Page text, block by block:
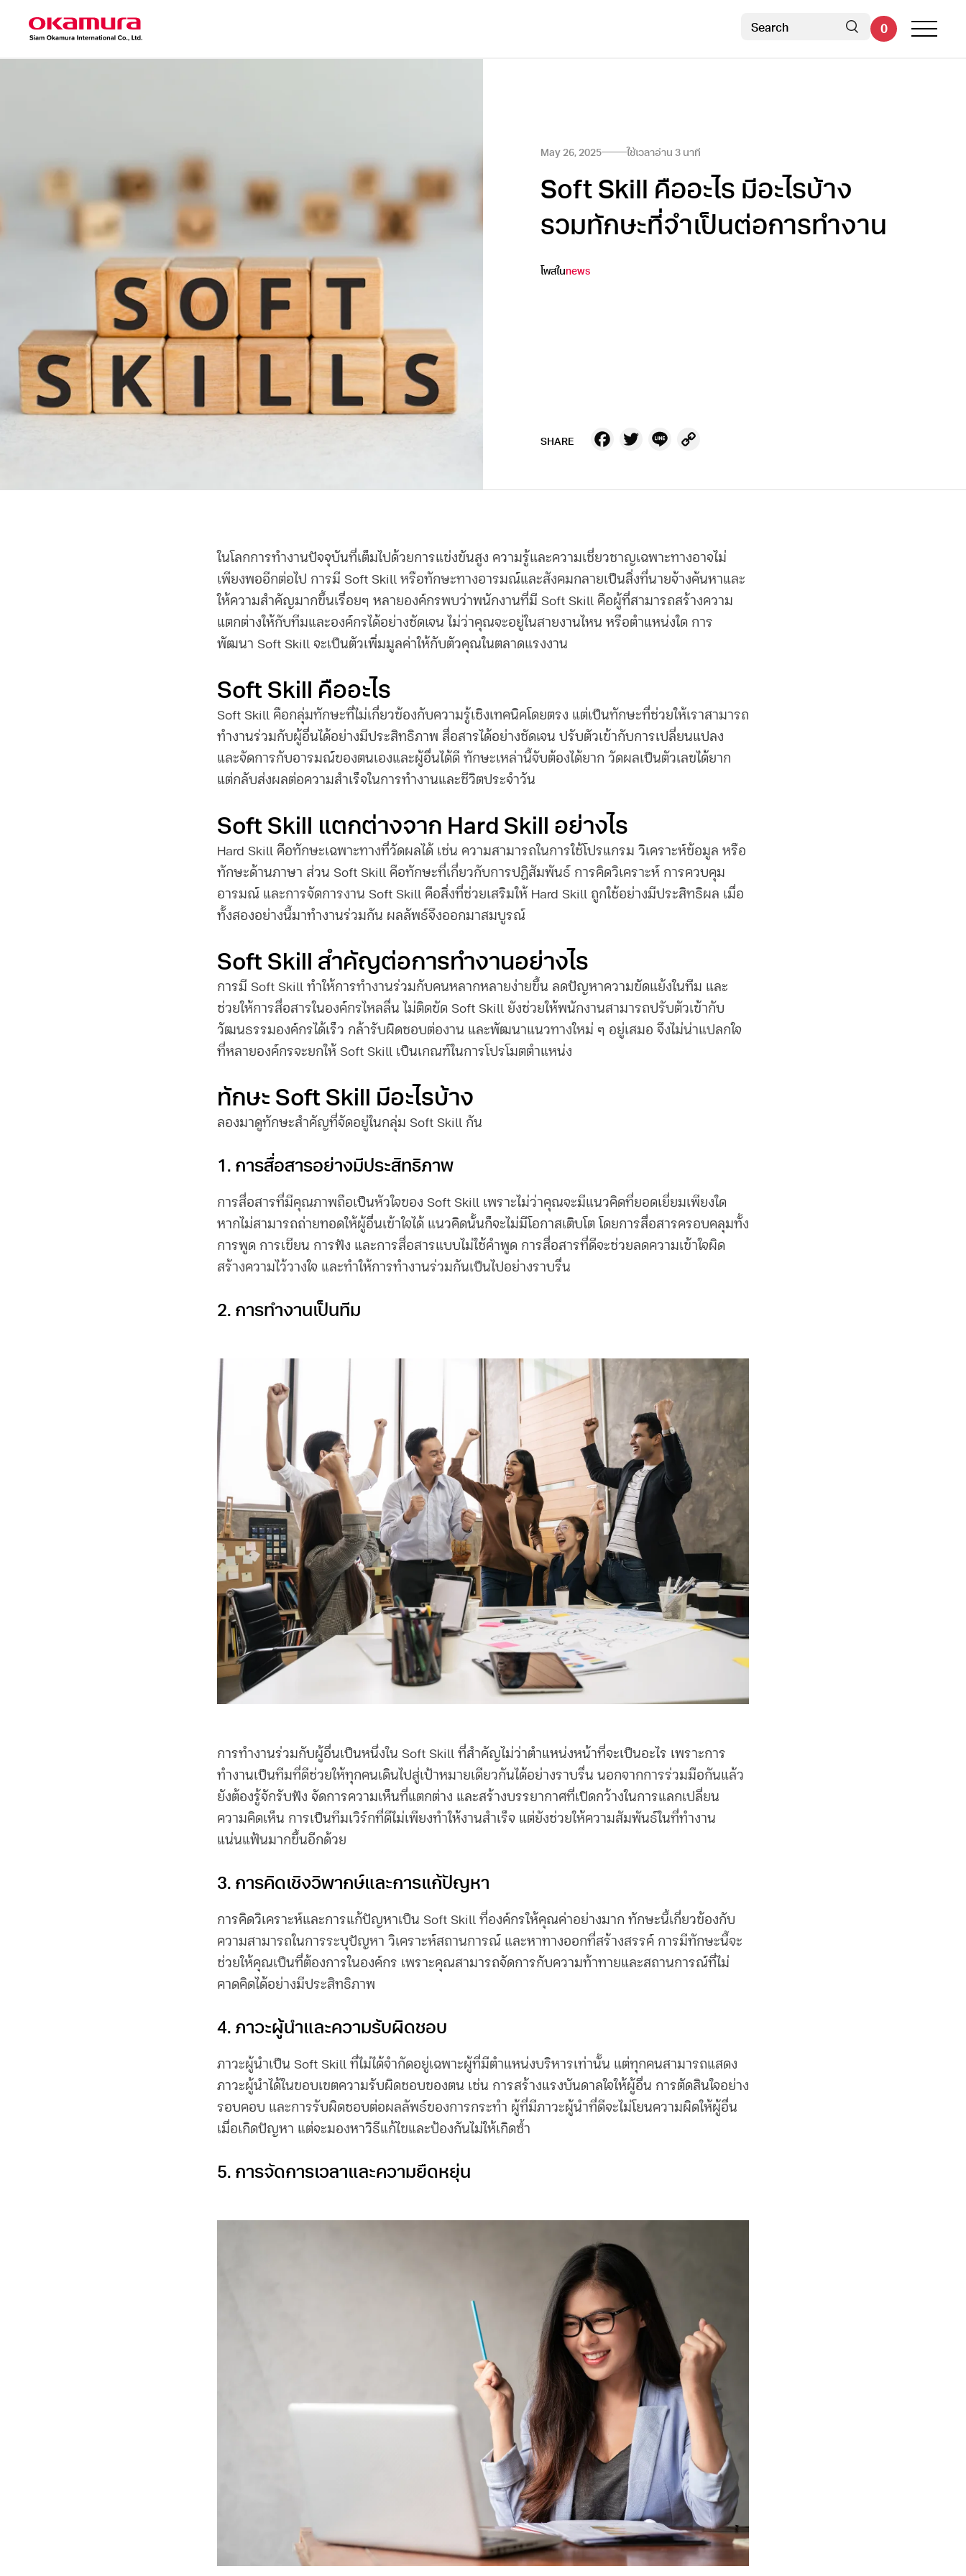
0
May 26, 2025 ใช้เวลาอ่าน 3 นาที
Soft Skill คืออะไร มีอะไรบ้าง
รวมทักษะที่จำเป็นต่อการทำงาน
โพสในnews
SHARE Facebook
Twitter
Line
ในโลกการทำงานปัจจุบันที่เต็มไปด้วยการแข่งขันสูง ความรู้และความเชี่ยวชาญเฉพาะทางอาจไม่
เพียงพออีกต่อไป การมี Soft Skill หรือทักษะทางอารมณ์และสังคมกลายเป็นสิ่งที่นายจ้างค้นหาและ
ให้ความสำคัญมากขึ้นเรื่อยๆ หลายองค์กรพบว่าพนักงานที่มี Soft Skill คือผู้ที่สามารถสร้างความ
แตกต่างให้กับทีมและองค์กรได้อย่างชัดเจน ไม่ว่าคุณจะอยู่ในสายงานไหน หรือตำแหน่งใด การ
พัฒนา Soft Skill จะเป็นตัวเพิ่มมูลค่าให้กับตัวคุณในตลาดแรงงาน
Soft Skill คืออะไร
Soft Skill คือกลุ่มทักษะที่ไม่เกี่ยวข้องกับความรู้เชิงเทคนิคโดยตรง แต่เป็นทักษะที่ช่วยให้เราสามารถ
ทำงานร่วมกับผู้อื่นได้อย่างมีประสิทธิภาพ สื่อสารได้อย่างชัดเจน ปรับตัวเข้ากับการเปลี่ยนแปลง
และจัดการกับอารมณ์ของตนเองและผู้อื่นได้ดี ทักษะเหล่านี้จับต้องได้ยาก วัดผลเป็นตัวเลขได้ยาก
แต่กลับส่งผลต่อความสำเร็จในการทำงานและชีวิตประจำวัน
Soft Skill แตกต่างจาก Hard Skill อย่างไร
Hard Skill คือทักษะเฉพาะทางที่วัดผลได้ เช่น ความสามารถในการใช้โปรแกรม วิเคราะห์ข้อมูล หรือ
ทักษะด้านภาษา ส่วน Soft Skill คือทักษะที่เกี่ยวกับการปฏิสัมพันธ์ การคิดวิเคราะห์ การควบคุม
อารมณ์ และการจัดการงาน Soft Skill คือสิ่งที่ช่วยเสริมให้ Hard Skill ถูกใช้อย่างมีประสิทธิผล เมื่อ
ทั้งสองอย่างนี้มาทำงานร่วมกัน ผลลัพธ์จึงออกมาสมบูรณ์
Soft Skill สำคัญต่อการทำงานอย่างไร
การมี Soft Skill ทำให้การทำงานร่วมกับคนหลากหลายง่ายขึ้น ลดปัญหาความขัดแย้งในทีม และ
ช่วยให้การสื่อสารในองค์กรไหลลื่น ไม่ติดขัด Soft Skill ยังช่วยให้พนักงานสามารถปรับตัวเข้ากับ
วัฒนธรรมองค์กรได้เร็ว กล้ารับผิดชอบต่องาน และพัฒนาแนวทางใหม่ ๆ อยู่เสมอ จึงไม่น่าแปลกใจ
ที่หลายองค์กรจะยกให้ Soft Skill เป็นเกณฑ์ในการโปรโมตตำแหน่ง
ทักษะ Soft Skill มีอะไรบ้าง
ลองมาดูทักษะสำคัญที่จัดอยู่ในกลุ่ม Soft Skill กัน
1. การสื่อสารอย่างมีประสิทธิภาพ
การสื่อสารที่มีคุณภาพถือเป็นหัวใจของ Soft Skill เพราะไม่ว่าคุณจะมีแนวคิดที่ยอดเยี่ยมเพียงใด
หากไม่สามารถถ่ายทอดให้ผู้อื่นเข้าใจได้ แนวคิดนั้นก็จะไม่มีโอกาสเติบโต โดยการสื่อสารครอบคลุมทั้ง
การพูด การเขียน การฟัง และการสื่อสารแบบไม่ใช้คำพูด การสื่อสารที่ดีจะช่วยลดความเข้าใจผิด
สร้างความไว้วางใจ และทำให้การทำงานร่วมกันเป็นไปอย่างราบรื่น
2. การทำงานเป็นทีม
การทำงานร่วมกับผู้อื่นเป็นหนึ่งใน Soft Skill ที่สำคัญไม่ว่าตำแหน่งหน้าที่จะเป็นอะไร เพราะการ
ทำงานเป็นทีมที่ดีช่วยให้ทุกคนเดินไปสู่เป้าหมายเดียวกันได้อย่างราบรื่น นอกจากการร่วมมือกันแล้ว
ยังต้องรู้จักรับฟัง จัดการความเห็นที่แตกต่าง และสร้างบรรยากาศที่เปิดกว้างในการแลกเปลี่ยน
ความคิดเห็น การเป็นทีมเวิร์กที่ดีไม่เพียงทำให้งานสำเร็จ แต่ยังช่วยให้ความสัมพันธ์ในที่ทำงาน
แน่นแฟ้นมากขึ้นอีกด้วย
3. การคิดเชิงวิพากษ์และการแก้ปัญหา
การคิดวิเคราะห์และการแก้ปัญหาเป็น Soft Skill ที่องค์กรให้คุณค่าอย่างมาก ทักษะนี้เกี่ยวข้องกับ
ความสามารถในการระบุปัญหา วิเคราะห์สถานการณ์ และหาทางออกที่สร้างสรรค์ การมีทักษะนี้จะ
ช่วยให้คุณเป็นที่ต้องการในองค์กร เพราะคุณสามารถจัดการกับความท้าทายและสถานการณ์ที่ไม่
คาดคิดได้อย่างมีประสิทธิภาพ
4. ภาวะผู้นำและความรับผิดชอบ
ภาวะผู้นำเป็น Soft Skill ที่ไม่ได้จำกัดอยู่เฉพาะผู้ที่มีตำแหน่งบริหารเท่านั้น แต่ทุกคนสามารถแสดง
ภาวะผู้นำได้ในขอบเขตความรับผิดชอบของตน เช่น การสร้างแรงบันดาลใจให้ผู้อื่น การตัดสินใจอย่าง
รอบคอบ และการรับผิดชอบต่อผลลัพธ์ของการกระทำ ผู้ที่มีภาวะผู้นำที่ดีจะไม่โยนความผิดให้ผู้อื่น
เมื่อเกิดปัญหา แต่จะมองหาวิธีแก้ไขและป้องกันไม่ให้เกิดซ้ำ
5. การจัดการเวลาและความยืดหยุ่น